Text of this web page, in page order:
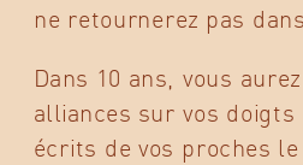
ne retournerez pas
Dans 10 ans, vous
alliances sur vos doigts
écrits de vos proches